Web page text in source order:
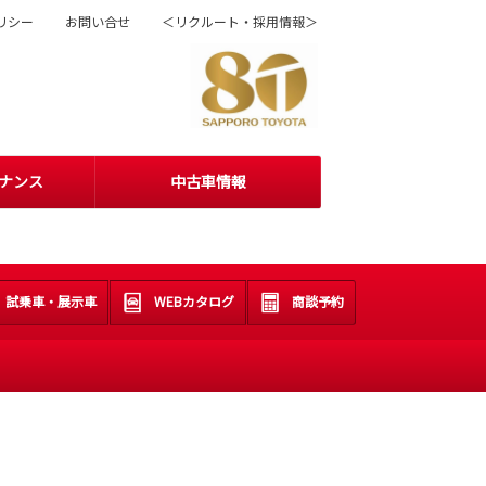
ンス 中古車情報
シー お問い合せ ＜リクルート・採用情報＞
試乗車・展示車 WEBカタログ 商談予約